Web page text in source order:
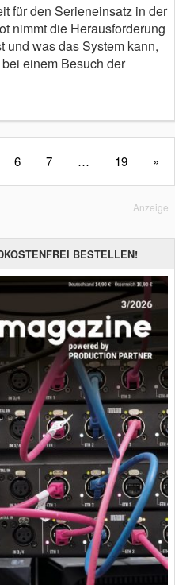
für den Serieneinsatz in der
nimmt die Herausforderung
und was das System kann,
einem Besuch der
6 7 … 19 »
Anzeige
BESTELLEN!